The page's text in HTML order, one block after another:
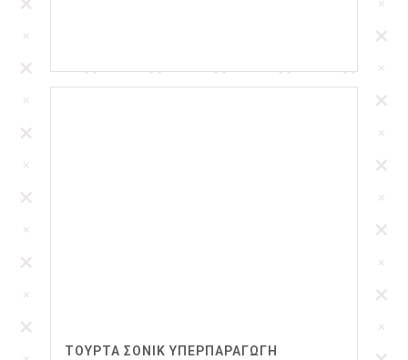
ΤΟΥΡΤΑ ΣΟΝΙΚ ΥΠΕΡΠΑΡΑΓΩΓΉ